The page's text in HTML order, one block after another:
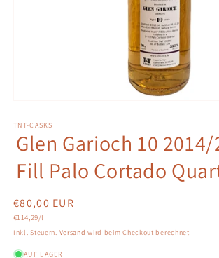
in
Modal
öffnen
TNT-CASKS
Glen Garioch 10
Fill Palo Cortado
Normaler
Preis
€80,00 EUR
Grundpreis
€114,29/l
Inkl. Steuern. Versand wird beim Checkout berechnet
AUF LAGER